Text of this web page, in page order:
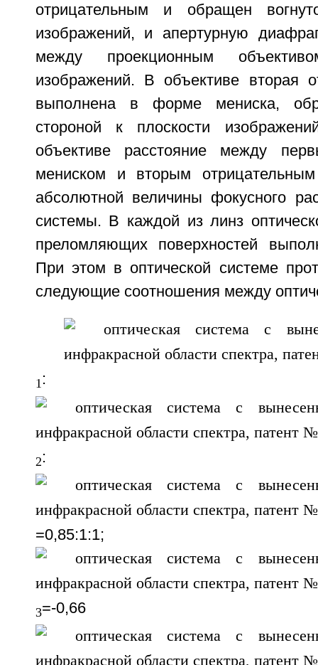
отрицательным и обращен
изображений, и апертурную
между проекционным
изображений. В объективе вторая
выполнена в форме мениска,
стороной к плоскости
объективе расстояние между
мениском и вторым
абсолютной величины фокусного
системы. В каждой из линз
преломляющих поверхностей
При этом в оптической системе
следующие соотношения между
1:
2:
=0,85:1:1;
3=-0,66